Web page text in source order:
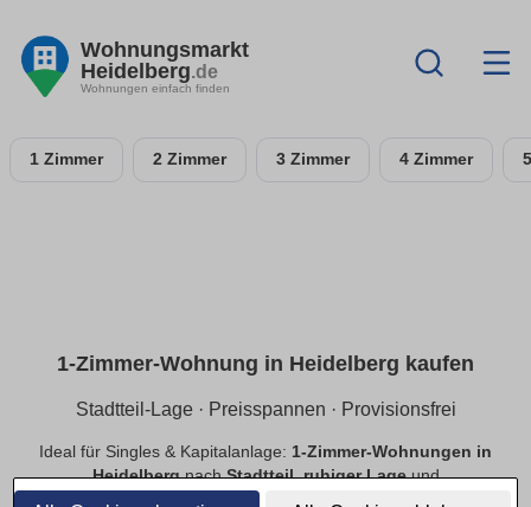
Wohnungsmarkt
Heidelberg.de
Wohnungen einfach finden
1 Zimmer 2 Zimmer 3 Zimmer 4 Zimmer
1-Zimmer-Wohnung in Heidelberg kaufen
Stadtteil-Lage · Preisspannen · Provisionsfrei
Ideal für Singles & Kapitalanlage: 1-Zimmer-Wohnungen in
HeidelbergnachStadtteil,ruhiger Lageund
provisionsfreie